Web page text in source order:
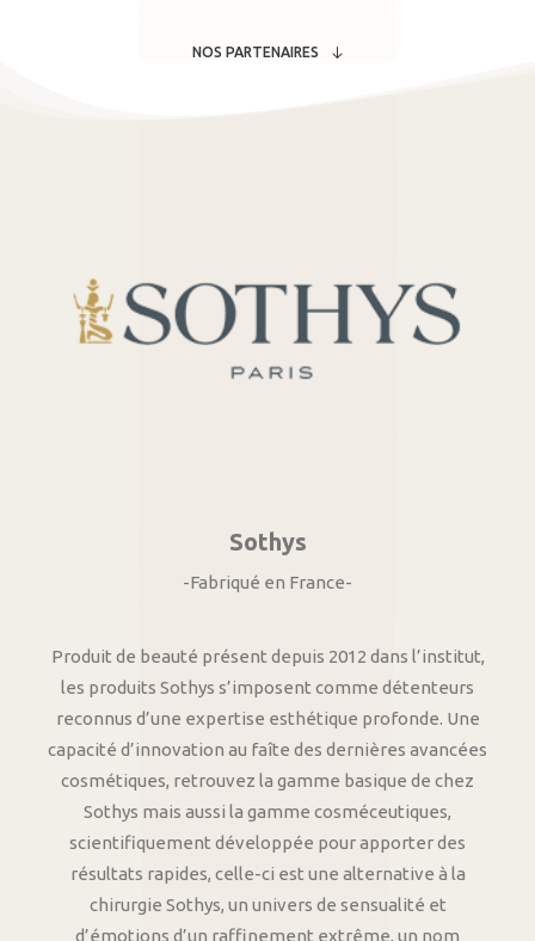
NOS PARTENAIRES
Sothys
-Fabriqué en France-
Produit de beauté présent depuis 2012 dans l’institut,
les produits Sothys s’imposent comme détenteurs
reconnus d’une expertise esthétique profonde. Une
capacité d’innovation au faîte des dernières avancées
cosmétiques, retrouvez la gamme basique de chez
Sothys mais aussi la gamme cosméceutiques,
scientifiquement développée pour apporter des
résultats rapides, celle-ci est une alternative à la
chirurgie Sothys, un univers de sensualité et
d’émotions d’un raffinement extrême, un nom